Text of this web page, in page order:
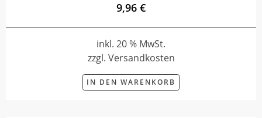
9,96 €
inkl. 20 % MwSt.
zzgl. Versandkosten
IN DEN WARENKORB